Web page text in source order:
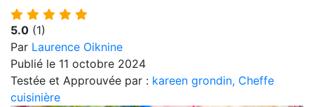
5.0 (1)
Par Laurence Oiknine
Publié le 11 octobre 2024
Testée et Approuvée par : kareen grondin, Cheffe
cuisinière